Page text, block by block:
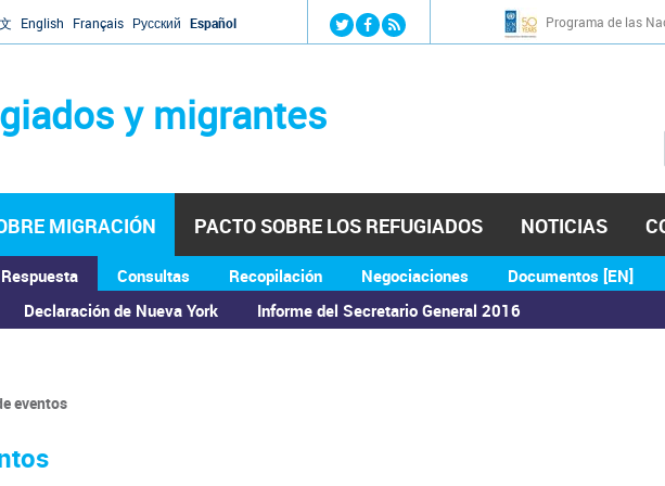
Jump to navigation
English Français Русский Español Programa de las
y migrantes
MIGRACIÓN
Respuesta
Declaración de Nueva York Informe del Secretario General 2016
Consultas Recopilación Negociaciones Documentos [EN]
PACTO SOBRE LOS REFUGIADOS NOTICIAS
eventos